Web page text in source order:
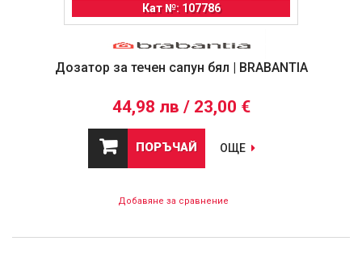
Кат №: 107786
Дозатор за течен сапун бял | BRABANTIA
44,98 лв / 23,00 €
ПОРЪЧАЙ ОЩЕ
Добавяне за сравнение